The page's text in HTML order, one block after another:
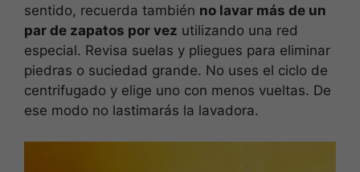
sentido, recuerda también no lavar más de un
par de zapatos por vez utilizando una red
especial. Revisa suelas y pliegues para eliminar
piedras o suciedad grande. No uses el ciclo de
centrifugado y elige uno con menos vueltas. De
ese modo no lastimarás la lavadora.